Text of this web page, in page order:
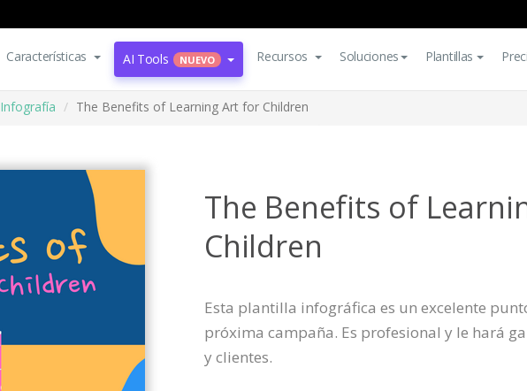
Características AI Tools NUEVO Recursos Soluciones Plantillas
Infografía The Benefits of Learning Art for Children
The Benefits of
Children
Esta plantilla infográfica es un excelente
próxima campaña. Es profesional y le hará
y clientes.